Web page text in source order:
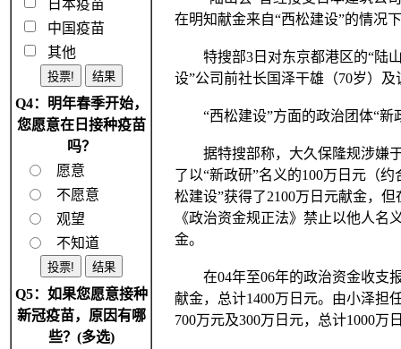
日本疫苗
中国疫苗
其他
Q4：明年春季开始，
您愿意在日接种疫苗
吗？
愿意
不愿意
观望
不知道
Q5：如果您愿意接种
新冠疫苗，原因有哪
些？(多选)
在明知献金来自“西松建设”的情况
特搜部3日对东京都港区的“陆山
设”公司前社长国泽干雄（70岁）
“西松建设”方面的政治团体“新
据特搜部称，大久保隆规涉嫌于
了以“新政研”名义的100万日元（
松建设”获得了2100万日元献金，
《政治资金规正法》禁止以他人
金。
在04年至06年的政治资金收支报
献金，总计1400万日元。由小泽担
700万元及300万日元，总计1000万